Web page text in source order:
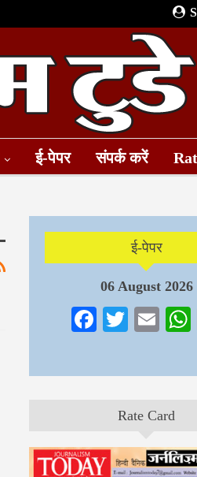
ई-पेपर संपर्क करें
ई-पेपर
06 August 2026
Facebook
Twitter
Rate Card